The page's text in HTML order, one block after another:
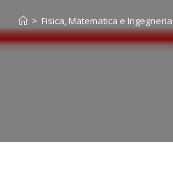
> Fisica, Matematica e Ingegneria